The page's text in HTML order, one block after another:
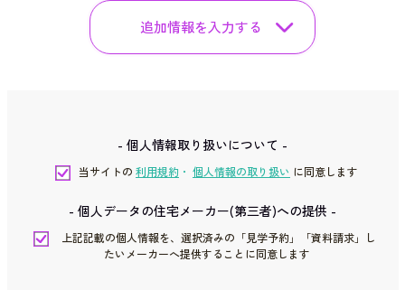
追加情報を入力する
- 個人情報取り扱いについて -
当サイトの 利用規約 ・ 個人情報の取り扱い に同意します
- 個人データの住宅メーカー(第三者)への提供 -
上記記載の個人情報を、選択済みの「見学予約」「資料請求」し
たいメーカーへ提供することに同意します